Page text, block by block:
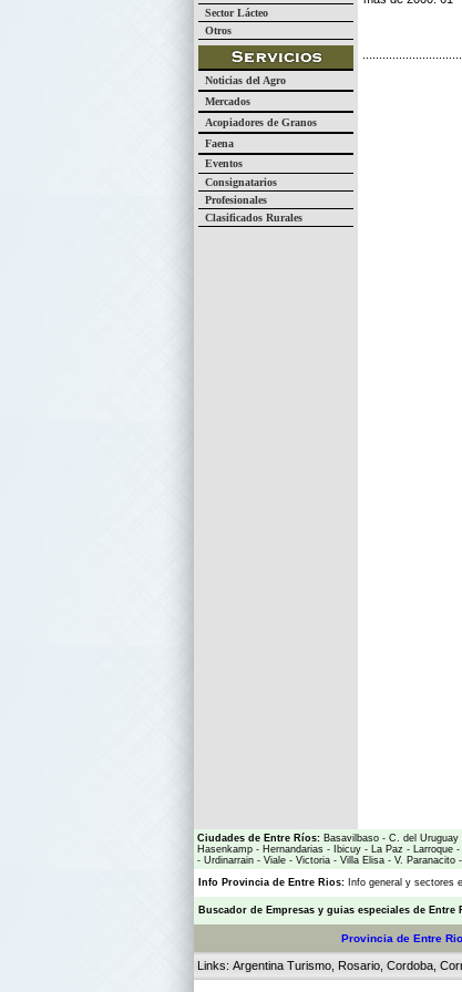
Sector Lácteo
Otros
Noticias del Agro
Mercados
Acopiadores de Granos
Faena
Eventos
Consignatarios
Profesionales
Clasificados Rurales
Ciudades de Entre Ríos: Basavilbaso - C. del Uruguay
Hasenkamp - Hernandarias - Ibicuy - La Paz - Larroque -
- Urdinarrain - Viale - Victoria - Villa Elisa - V. Paranacito -
Info Provincia de Entre Rios: Info general y sectores
Buscador de Empresas y guias especiales de Entre
Provincia de Entre
Links: Argentina Turismo Rosario Cordoba